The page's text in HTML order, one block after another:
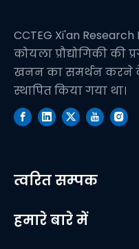
CCTEG Xi'an
कोयला प्रौद्योगिकी
खनन का समर्थन करने
स्थापित किया गया था।
त्वरित सम्पक
हमारे बारे में